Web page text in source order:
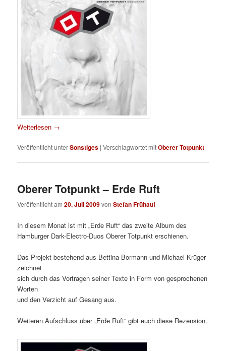
Weiterlesen →
Veröffentlicht unterSonstiges |Verschlagwortet mitOberer Totpunkt
Oberer Totpunkt – Erde Ruft
Veröffentlicht am20. Juli 2009vonStefan Frühauf
In diesem Monat ist mit „Erde Ruft“ das zweite Album des
Hamburger Dark-Electro-Duos Oberer Totpunkt erschienen.
Das Projekt bestehend aus Bettina Bormann und Michael Krüger
zeichnet
sich durch das Vortragen seiner Texte in Form von gesprochenen
Worten
und den Verzicht auf Gesang aus.
Weiteren Aufschluss über „Erde Ruft“ gibt euch diese Rezension.